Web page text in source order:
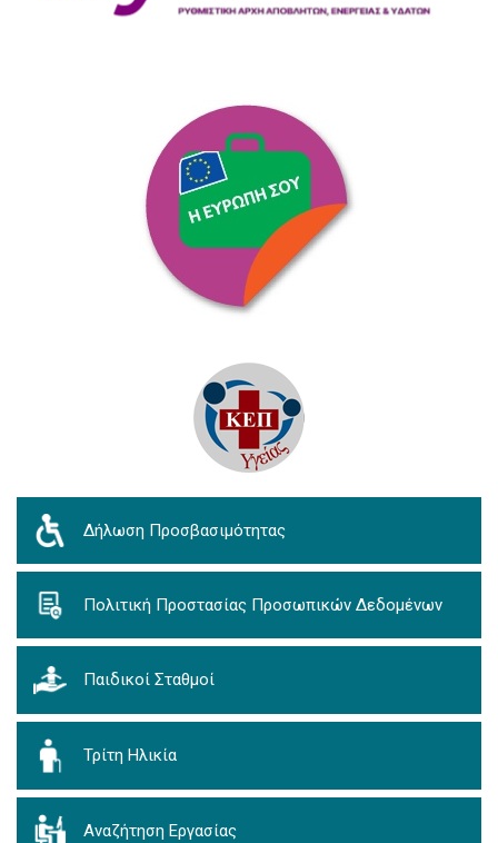
Δήλωση Προσβασιμότητας
Πολιτική Προστασίας Προσωπικών Δεδομένων
Παιδικοί Σταθμοί
Τρίτη Ηλικία
Αναζήτηση Εργασίας